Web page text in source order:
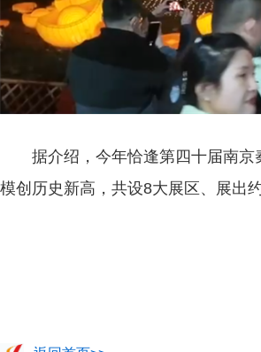
据介绍，今年恰逢第四十届南
模创历史新高，共设8大展区、展出